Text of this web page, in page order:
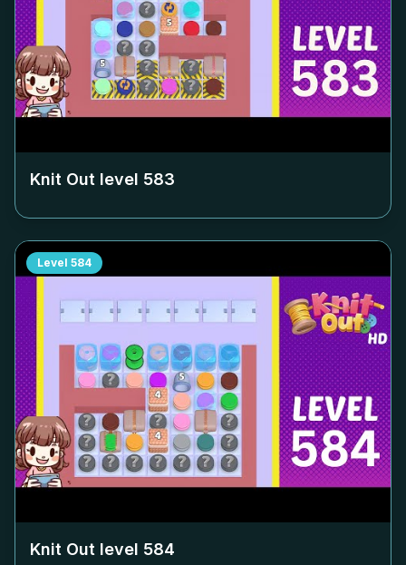
Knit Out level 583
Level 584
Knit Out level 584